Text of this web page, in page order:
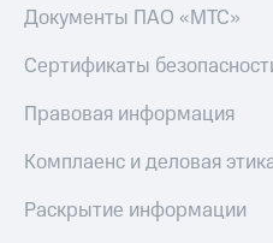
Документы ПАО «МТС»
Сертификаты
Правовая информация
Комплаенс и деловая
Раскрытие информации